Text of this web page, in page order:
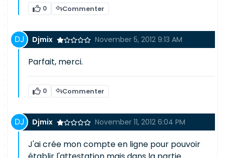
0 Commenter
Djmix November 5, 2012 9:13 AM
Parfait, merci.
0 Commenter
Djmix November 11, 2012 6:04 PM
J'ai crée mon compte en ligne pour pouvoir